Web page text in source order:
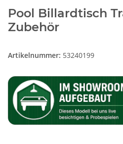
Pool Billardtisch
Zubehör
Artikelnummer: 53240199